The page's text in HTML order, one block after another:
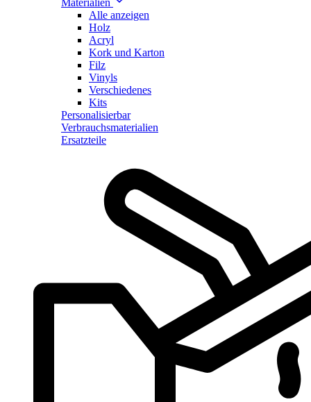
Materialien
Alle anzeigen
Holz
Acryl
Kork und Karton
Filz
Vinyls
Verschiedenes
Kits
Personalisierbar
Verbrauchsmaterialien
Ersatzteile